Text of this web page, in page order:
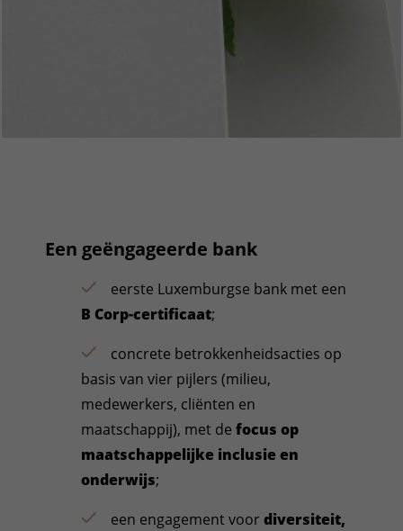
Een geëngageerde bank
eerste Luxemburgse bank met een
B Corp-certificaat;
concrete betrokkenheidsacties op
basis van vier pijlers (milieu,
medewerkers, cliënten en
maatschappij), met defocus op
maatschappelijke inclusie en
onderwijs;
een engagement voordiversiteit,